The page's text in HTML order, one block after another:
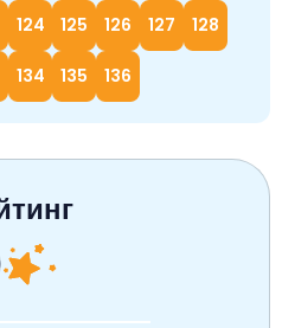
124 125 126 127 128
134 135 136